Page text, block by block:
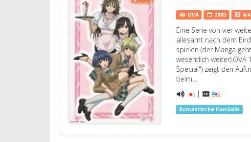
OVA 2005 4/4
Eine Serie von vier
allesamt nach dem
spielen (der Manga
wesentlich weiter).OVA
Special") zeigt den
beim…
|
Romantische Komödie